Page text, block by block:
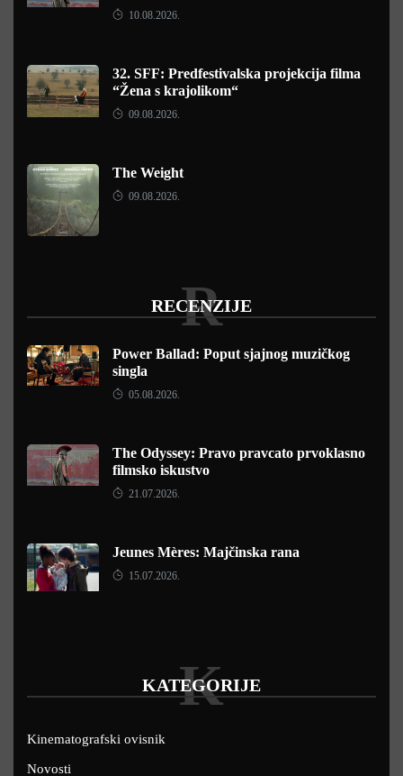
10.08.2026.
32. SFF: Predfestivalska projekcija filma
“Žena s krajolikom“
09.08.2026.
The Weight
09.08.2026.
RECENZIJE
R
Power Ballad: Poput sjajnog muzičkog
singla
05.08.2026.
The Odyssey: Pravo pravcato prvoklasno
filmsko iskustvo
21.07.2026.
Jeunes Mères: Majčinska rana
15.07.2026.
KATEGORIJE
K
Kinematografski ovisnik
Novosti